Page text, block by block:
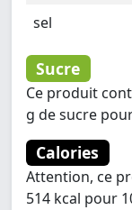
sel
Sucre
Ce produit
g de sucre
Calories
Attention, ce
514 kcal pour